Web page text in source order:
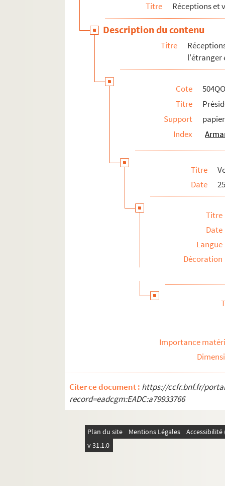
Titre Réceptions et
Description du contenu
Titre
l'étranger
Cote
Titre
Support
papier
Index
Titre
Date
Titre
Date
Langue
Décoration
Importance
Citer ce document : https://ccfr.bnf.fr/
record=eadcgm:EADC:a79933766
Plan du site Mentions Légales
v 31.1.0